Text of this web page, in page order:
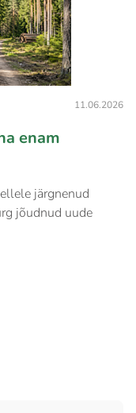
11.06.2026
enam
järgnenud
jõudnud uude